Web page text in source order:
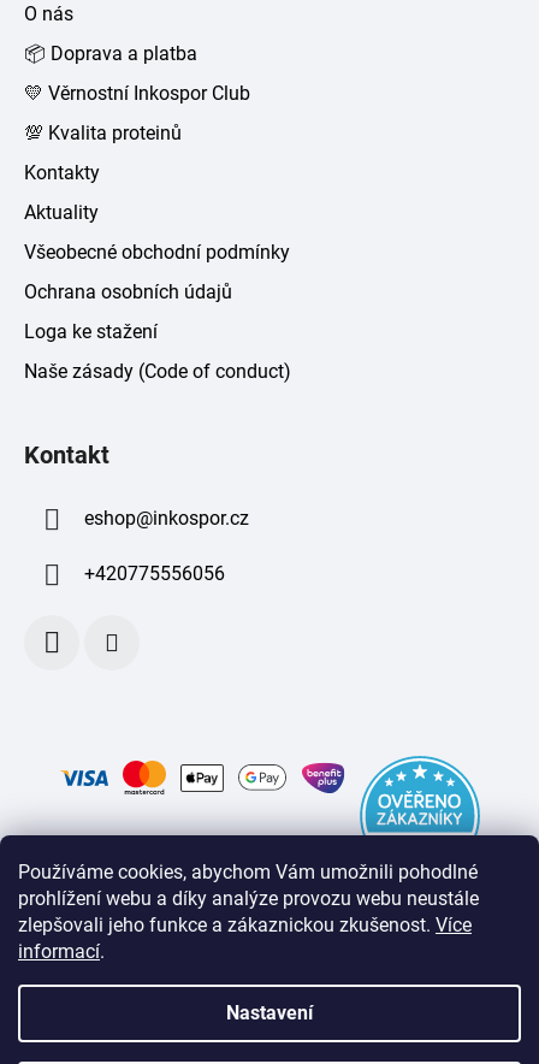
Používáme cookies, abychom Vám umožnili pohodlné
prohlížení webu a díky analýze provozu webu neustále
zlepšovali jeho funkce a zákaznickou zkušenost. Více
informací.
Nastavení
O nás
📦 Doprava a platba
💛 Věrnostní Inkospor Club
💯 Kvalita proteinů
Kontakty
Aktuality
Všeobecné obchodní podmínky
Ochrana osobních údajů
Loga ke stažení
Naše zásady (Code of conduct)
Kontakt
eshop@inkospor.cz
+420775556056